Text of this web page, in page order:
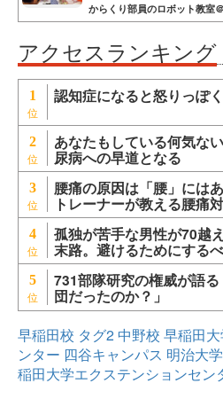
からくり部員のロボット教室
アクセスランキング
1 認知症になると怒りっぽ
2 あなたもしている何気な
尿病への早道となる
3 腰痛の原因は「腰」に
トレーナーが教える腰痛
4 孤独が苦手な男性が70越
末路。避けるためにする
5 731部隊研究の権威が語
団だったのか？」
早稲田校 タグ2 中野校 早稲田
ンター 四谷キャンパス 明治大
稲田大学エクステンションセン